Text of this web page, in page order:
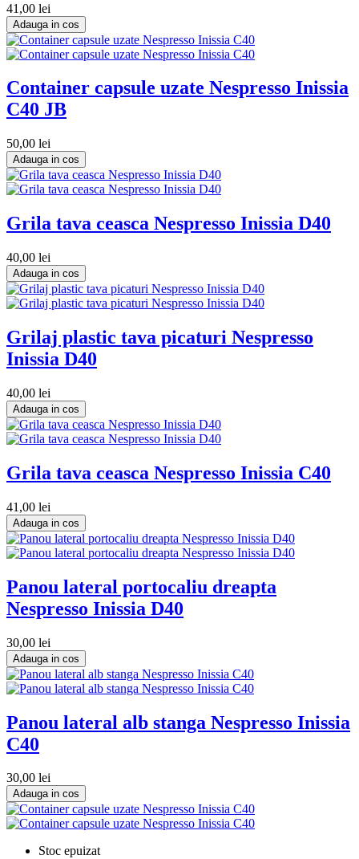
41,00 lei
Adauga in cos
Container capsule uzate Nespresso Inissia
C40 JB
50,00 lei
Adauga in cos
Grila tava ceasca Nespresso Inissia D40
40,00 lei
Adauga in cos
Grilaj plastic tava picaturi Nespresso
Inissia D40
40,00 lei
Adauga in cos
Grila tava ceasca Nespresso Inissia C40
41,00 lei
Adauga in cos
Panou lateral portocaliu dreapta
Nespresso Inissia D40
30,00 lei
Adauga in cos
Panou lateral alb stanga Nespresso Inissia
C40
30,00 lei
Adauga in cos
Stoc epuizat